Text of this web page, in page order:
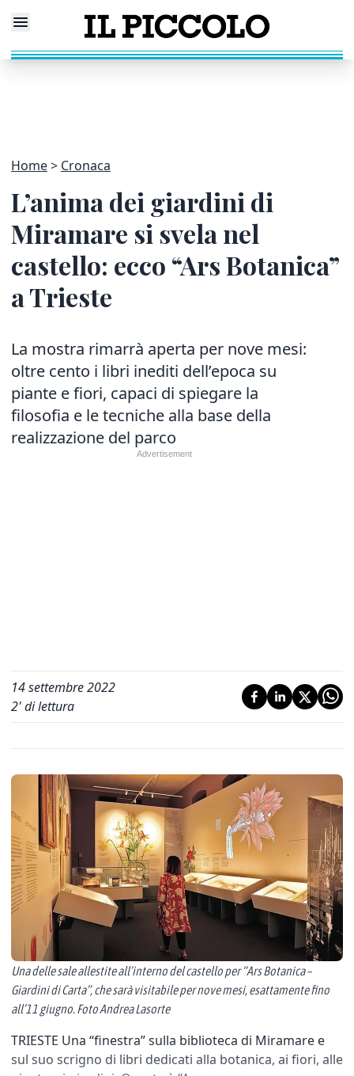
Home Cronaca
L’anima dei giardini di
Miramare si svela nel
castello: ecco “Ars Botanica”
a Trieste
La mostra rimarrà aperta per nove mesi:
oltre cento i libri inediti dell’epoca su
piante e fiori, capaci di spiegare la
filosofia e le tecniche alla base della
realizzazione del parco
14 settembre 2022
2' di lettura
Una delle sale allestite all’interno del castello per “Ars Botanica –
Giardini di Carta”, che sarà visitabile per nove mesi, esattamente fino
all’11 giugno. Foto Andrea Lasorte
TRIESTE Una “finestra” sulla biblioteca di Miramare e
sul suo scrigno di libri dedicati alla botanica, ai fiori, alle